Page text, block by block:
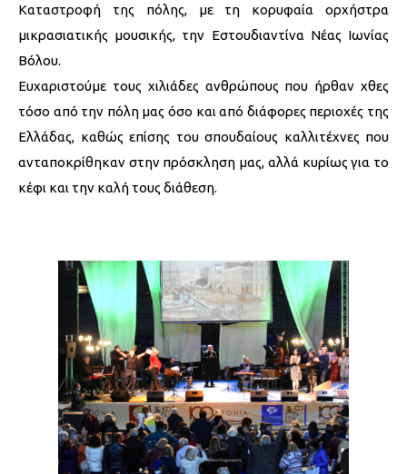
Καταστροφή της πόλης, με τη κορυφαία ορχήστρα
μικρασιατικής μουσικής, την Εστουδιαντίνα Νέας Ιωνίας
Βόλου.
Ευχαριστούμε τους χιλιάδες ανθρώπους που ήρθαν χθες
τόσο από την πόλη μας όσο και από διάφορες περιοχές της
Ελλάδας, καθώς επίσης του σπουδαίους καλλιτέχνες που
ανταποκρίθηκαν στην πρόσκληση μας, αλλά κυρίως για το
κέφι και την καλή τους διάθεση.